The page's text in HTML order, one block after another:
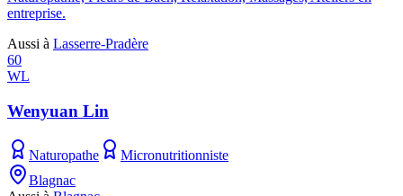
entreprise.
Aussi à Lasserre-Pradère
60
WL
Wenyuan Lin
Naturopathe
Micronutritionniste
Blagnac